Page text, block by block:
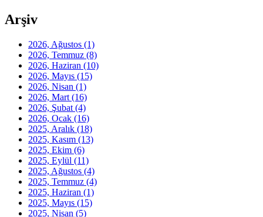
Arşiv
2026, Ağustos (1)
2026, Temmuz (8)
2026, Haziran (10)
2026, Mayıs (15)
2026, Nisan (1)
2026, Mart (16)
2026, Şubat (4)
2026, Ocak (16)
2025, Aralık (18)
2025, Kasım (13)
2025, Ekim (6)
2025, Eylül (11)
2025, Ağustos (4)
2025, Temmuz (4)
2025, Haziran (1)
2025, Mayıs (15)
2025, Nisan (5)